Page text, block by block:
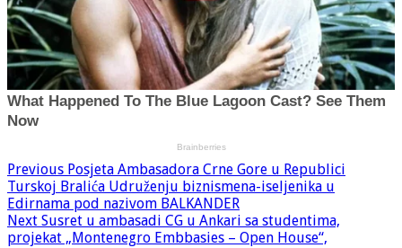
Previous Posjeta Ambasadora Crne Gore u Republici
Turskoj Bralića Udruženju biznismena-iseljenika u
Edirnama pod nazivom BALKANDER
Next Susret u ambasadi CG u Ankari sa studentima,
projekat „Montenegro Embbasies – Open House“,